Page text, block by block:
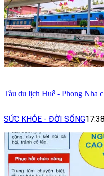
Tàu du lịch Huế - Phong Nha
SỨC KHỎE - ĐỜI SỐNG17:38